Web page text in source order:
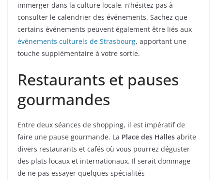
immerger dans la culture locale, n’hésitez pas à
consulter le calendrier des événements. Sachez que
certains événements peuvent également être liés aux
événements culturels de Strasbourg, apportant une
touche supplémentaire à votre sortie.
Restaurants et pauses
gourmandes
Entre deux séances de shopping, il est impératif de
faire une pause gourmande. La Place des Halles abrite
divers restaurants et cafés où vous pourrez déguster
des plats locaux et internationaux. Il serait dommage
de ne pas essayer quelques spécialités